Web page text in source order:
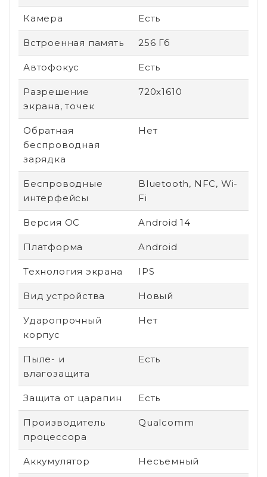
Камера Есть
Встроенная память 256 Гб
Автофокус Есть
Разрешение
экрана, точек
720x1610
Обратная
беспроводная
зарядка
Нет
Беспроводные
интерфейсы
Bluetooth, NFC, Wi-
Fi
Версия ОС Android 14
Платформа Android
Технология экрана IPS
Вид устройства Новый
Ударопрочный
корпус
Нет
Пыле- и
влагозащита
Есть
Защита от царапин Есть
Производитель
процессора
Qualcomm
Аккумулятор Несъемный